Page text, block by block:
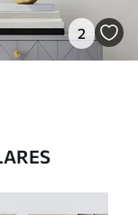
2